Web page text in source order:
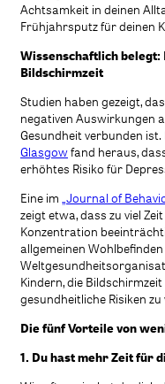
Achtsamkeit in deinen
Frühjahrsputz für deinen
Wissenschaftlich belegt:
Bildschirmzeit
Studien haben gezeigt,
negativen Auswirkungen
Gesundheit verbunden
Glasgowfand heraus,
erhöhtes Risiko für
Eine im „Journal of
zeigt etwa, dass zu viel
Konzentration
allgemeinen
Kindern, die
gesundheitliche Risiken zu
Die fünf Vorteile von
1. Du hast mehr Zeit für